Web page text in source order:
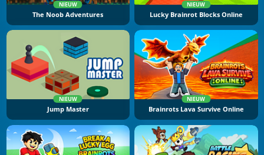
NIEUW
The Noob Adventures
NIEUW
Lucky Brainrot Blocks Online
NIEUW
Jump Master
NIEUW
Brainrots Lava Survive Online